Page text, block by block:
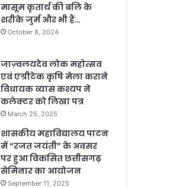
मासूम कृतार्थ की बलि के
शरीके जुर्म और भी हैं…
October 8, 2024
जाज़्वलयदेव लोक महोत्सव
एवं एग्रीटेक कृषि मेला कराने
विधायक व्यास कश्यप ने
कलेक्टर को लिखा पत्र
March 25, 2025
शासकीय महाविद्यालय पाटन
में “रजत जयंती” के अवसर
पर हुआ विकसित छत्तीसगढ़
सेमिनार का आयोजन
September 11, 2025